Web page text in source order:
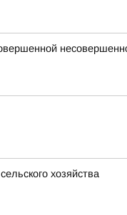
хозяйства